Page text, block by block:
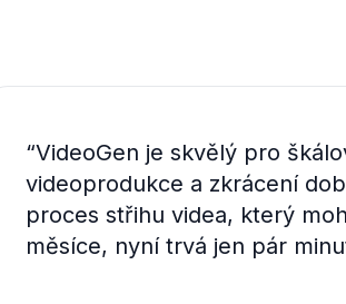
“VideoGen je skvělý pro
videoprodukce a zkrácení
proces střihu videa, který
měsíce, nyní trvá jen pár